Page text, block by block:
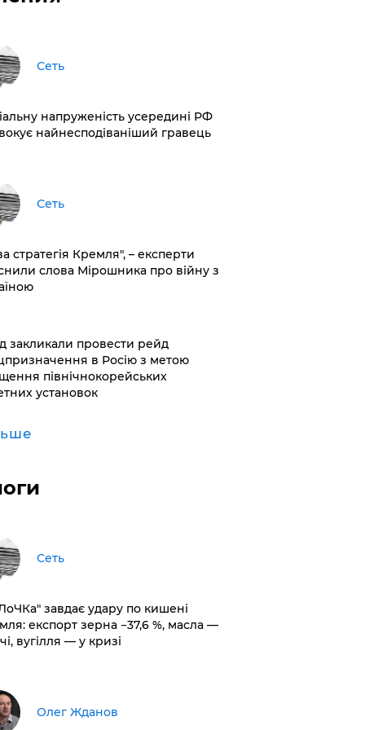
Сеть
напруженість усередині РФ
найнесподіваніший гравець
Сеть
стратегія Кремля", – експерти
слова Мірошника про війну з
закликали провести рейд
в Росію з метою
північнокорейських
установок
Сеть
завдає удару по кишені
експорт зерна −37,6 %, масла —
вугілля — у кризі
Олег Жданов